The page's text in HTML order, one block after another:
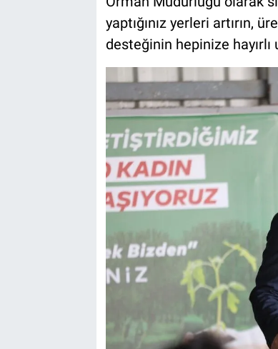
yaptığınız yerleri artırın,
desteğinin hepinize hayırlı